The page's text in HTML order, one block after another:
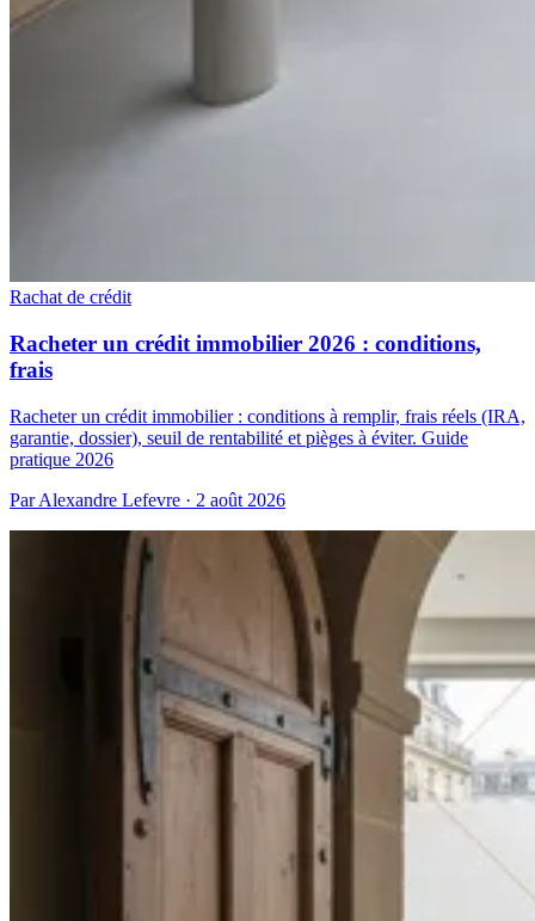
Rachat de crédit
Racheter un crédit immobilier 2026 : conditions,
frais
Racheter un crédit immobilier : conditions à remplir, frais réels (IRA,
garantie, dossier), seuil de rentabilité et pièges à éviter. Guide
pratique 2026
Par Alexandre Lefevre · 2 août 2026